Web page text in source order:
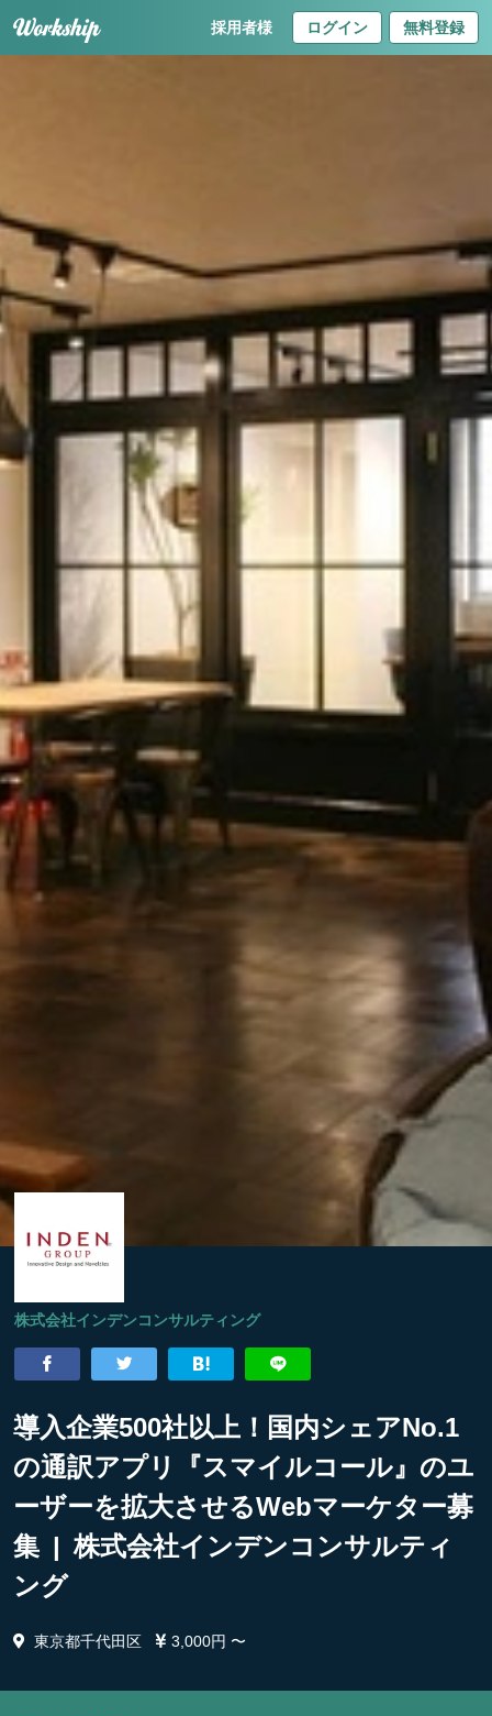
採用者様 ログイン 無料登録
株式会社インデンコンサルティング
導入企業500社以上！国内シェアNo.1
の通訳アプリ『スマイルコール』のユ
ーザーを拡大させるWebマーケター募
集 | 株式会社インデンコンサルティ
ング
東京都千代田区 3,000円 〜